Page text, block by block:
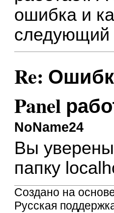
ошибка и
следующий
Re:
Panel
NoName24
Вы
папку
Создано на
Русская